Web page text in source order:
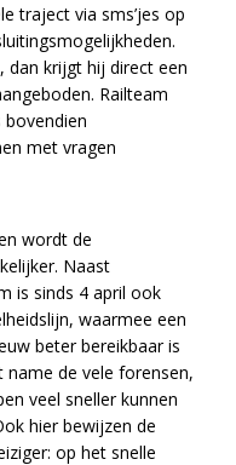
traject via sms’jes op
dan krijgt hij direct een
Railteam
met vragen
wordt de
Naast
is sinds 4 april ook
waarmee een
beter bereikbaar is
de vele forensen,
veel sneller kunnen
hier bewijzen de
op het snelle